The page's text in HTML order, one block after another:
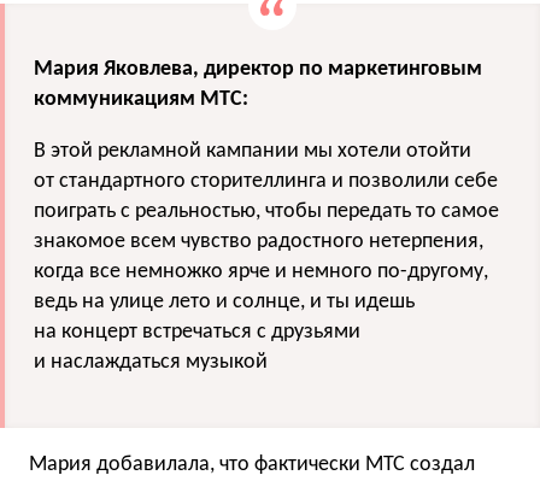
Мария Яковлева, директор по маркетинговым
коммуникациям МТС:
В этой рекламной кампании мы хотели отойти
от стандартного сторителлинга и позволили себе
поиграть с реальностью, чтобы передать то самое
знакомое всем чувство радостного нетерпения,
когда все немножко ярче и немного по-другому,
ведь на улице лето и солнце, и ты идешь
на концерт встречаться с друзьями
и наслаждаться музыкой
Мария добавилала, что фактически МТС создал